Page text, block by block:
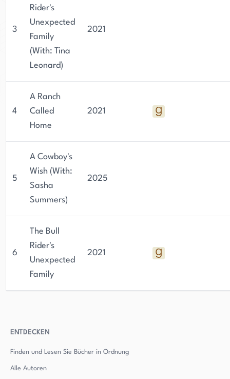
3
Rider's
Unexpected
Family
(With: Tina
Leonard)
2021
4
A Ranch
Called
Home
2021
5
A Cowboy's
Wish (With:
Sasha
Summers)
2025
6
The Bull
Rider's
Unexpected
Family
2021
ENTDECKEN
Finden und Lesen Sie Bücher in Ordnung
Alle Autoren